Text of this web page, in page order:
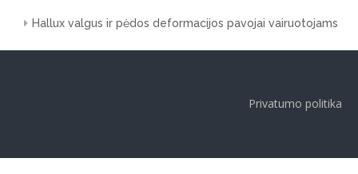
Hallux valgus ir pėdos deformacijos pavojai vairuotojams
Privatumo politika